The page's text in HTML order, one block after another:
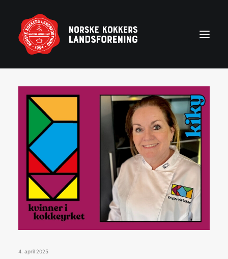
Forside
Aktuelt
Om NKL
Kontakt NKL-foreninger
Bli medlem
Årshjul
Partnerprogram
Rekruttering
Konkurranser
4. april 2025